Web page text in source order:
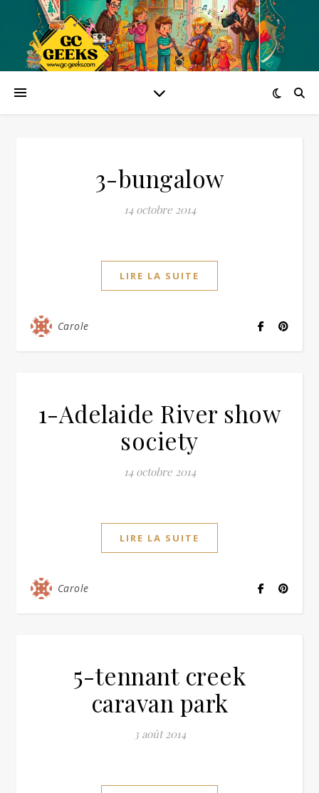
3-bungalow
14 octobre 2014
LIRE LA SUITE
Carole
1-Adelaide River show
society
14 octobre 2014
LIRE LA SUITE
Carole
5-tennant creek
caravan park
3 août 2014